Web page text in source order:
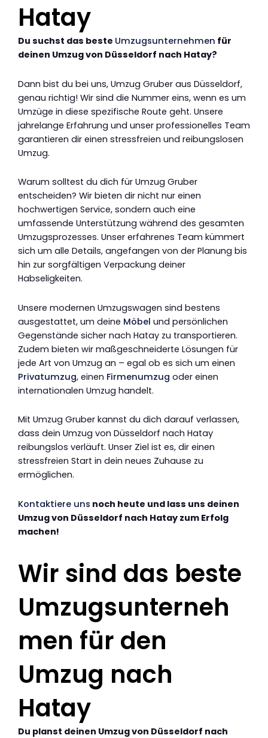
Hatay
Du suchst das beste Umzugsunternehmen für
deinen Umzug von Düsseldorf nach Hatay?
Dann bist du bei uns, Umzug Gruber aus Düsseldorf,
genau richtig! Wir sind die Nummer eins, wenn es um
Umzüge in diese spezifische Route geht. Unsere
jahrelange Erfahrung und unser professionelles Team
garantieren dir einen stressfreien und reibungslosen
Umzug.
Warum solltest du dich für Umzug Gruber
entscheiden? Wir bieten dir nicht nur einen
hochwertigen Service, sondern auch eine
umfassende Unterstützung während des gesamten
Umzugsprozesses. Unser erfahrenes Team kümmert
sich um alle Details, angefangen von der Planung bis
hin zur sorgfältigen Verpackung deiner
Habseligkeiten.
Unsere modernen Umzugswagen sind bestens
ausgestattet, um deine Möbel und persönlichen
Gegenstände sicher nach Hatay zu transportieren.
Zudem bieten wir maßgeschneiderte Lösungen für
jede Art von Umzug an – egal ob es sich um einen
Privatumzug, einen Firmenumzug oder einen
internationalen Umzug handelt.
Mit Umzug Gruber kannst du dich darauf verlassen,
dass dein Umzug von Düsseldorf nach Hatay
reibungslos verläuft. Unser Ziel ist es, dir einen
stressfreien Start in dein neues Zuhause zu
ermöglichen.
Kontaktiere uns noch heute und lass uns deinen
Umzug von Düsseldorf nach Hatay zum Erfolg
machen!
Wir sind das beste
Umzugsunterneh
men für den
Umzug nach
Hatay
Du planst deinen Umzug von Düsseldorf nach